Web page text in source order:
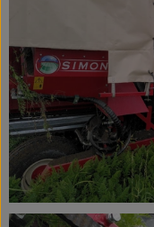
Kühltheke
Backwaren
Haltbares
Getränke